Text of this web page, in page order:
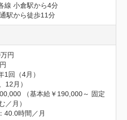
線 小倉駅から4分
駅から徒歩11分
円
1回（4月）
12月）
（基本給￥190,000～ 固定
／月）
40.0時間／月